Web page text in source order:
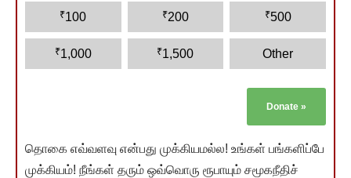
₹100 ₹200 ₹500
₹1,000 ₹1,500 Other
Donate »
தொகை எவ்வளவு என்பது முக்கியமல்ல! உங்கள் பங்களிப்பே
முக்கியம்! நீங்கள் தரும் ஒவ்வொரு ரூபாயும் சமூகநீதிச்